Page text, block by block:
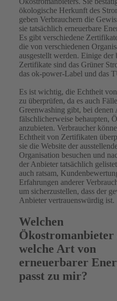
ökologische Herkunft des
geben Verbrauchern die
sie tatsächlich erneuerbare
Es gibt verschiedene
die von verschiedenen
ausgestellt werden. Einige der
Zertifikate sind das Grüner
das ok-power-Label und das
Es ist wichtig, die Echtheit
zu überprüfen, da es auch
Greenwashing gibt, bei denen
fälschlicherweise behaupten,
anzubieten. Verbraucher
Echtheit von Zertifikaten
sie die Website der
Organisation besuchen und
der Anbieter tatsächlich
auch ratsam,
Erfahrungen anderer
um sicherzustellen, dass der
Anbieter vertrauenswürdig ist.
Welchen
welche Art von
erneuerbarer
passt zu mir?